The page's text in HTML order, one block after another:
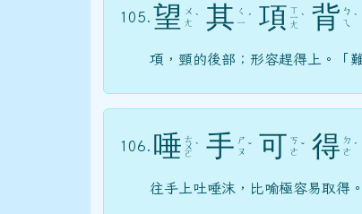
105. 望
ㄨ
ㄤ ˋ 其 ㄑ
ㄧ ˊ 項 ㄒ
ㄧ
ㄤ
ˋ 背 ㄅ
ㄟ ˋ
項，頸的後部；形容趕得上。「
106. 唾 ㄊ
ㄨ
ㄛ
ˋ 手 ㄕ
ㄡ ˇ 可 ㄎ
ㄜ ˇ 得 ㄉ
ㄜ ˊ
往手上吐唾沫，比喻極容易取得。